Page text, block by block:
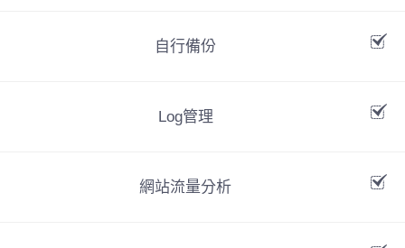
自行備份
Log管理
網站流量分析